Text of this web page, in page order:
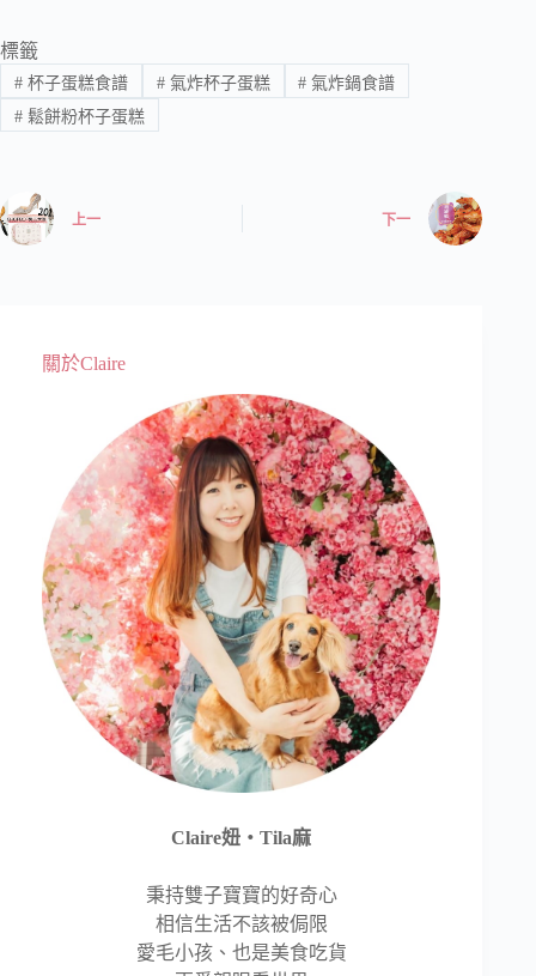
標籤
#杯子蛋糕食譜 #氣炸杯子蛋糕 # 氣炸鍋食譜
#鬆餅粉杯子蛋糕
上一 下一
關於Claire
Claire妞‧Tila麻
秉持雙子寶寶的好奇心
相信生活不該被侷限
愛毛小孩、也是美食吃貨